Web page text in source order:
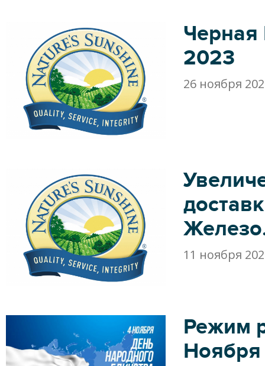
Черная
2023
26 ноября
11 ноября
Режим